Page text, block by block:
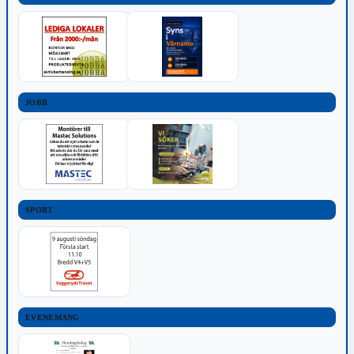
JOBB
SPORT
EVENEMANG